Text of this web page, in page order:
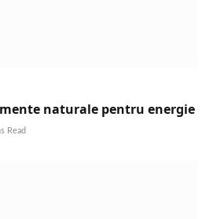
naturale pentru energie
Read